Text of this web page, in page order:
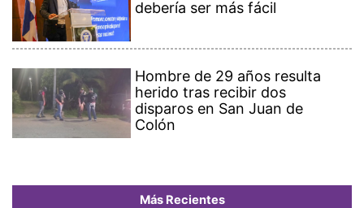
debería ser más fácil
Hombre de 29 años resulta
herido tras recibir dos
disparos en San Juan de
Colón
Más Recientes